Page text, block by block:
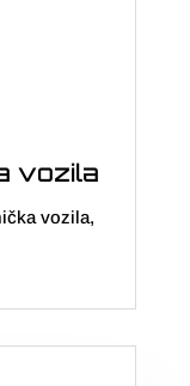
vozila
vozila,